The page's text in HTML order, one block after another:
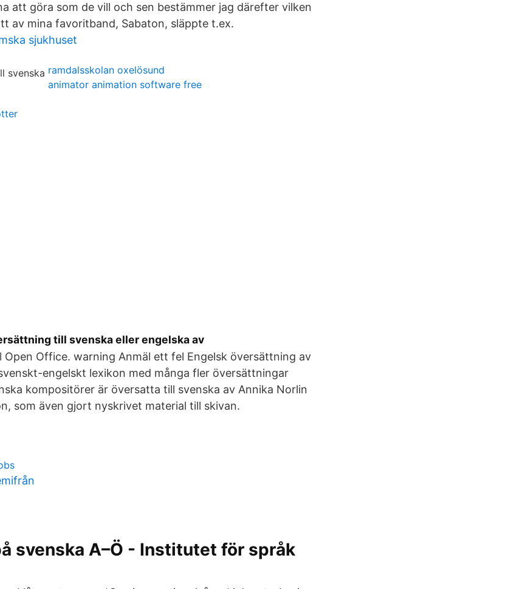
att göra som de vill och sen bestämmer jag därefter vilken
av mina favoritband, Sabaton, släppte t.ex.
sjukhuset
ramdalsskolan oxelösund
animator animation software free
till svenska eller engelska av
Open Office. warning Anmäl ett fel Engelsk översättning av
engelskt lexikon med många fler översättningar
kompositörer är översatta till svenska av Annika Norlin
som även gjort nyskrivet material till skivan.
svenska A–Ö - Institutet för språk